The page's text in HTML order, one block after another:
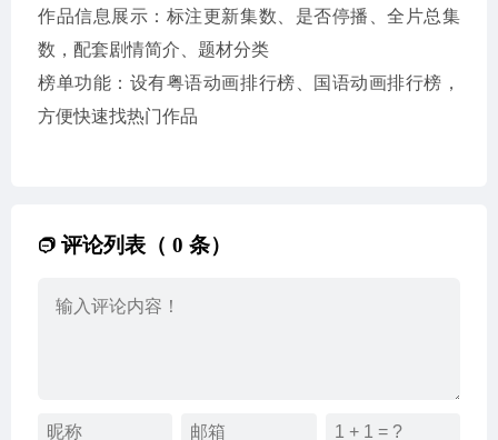
作品信息展示：标注更新集数、是否停播、全片总集
数，配套剧情简介、题材分类
榜单功能：设有粤语动画排行榜、国语动画排行榜，
方便快速找热门作品
评论列表（ 0 条）